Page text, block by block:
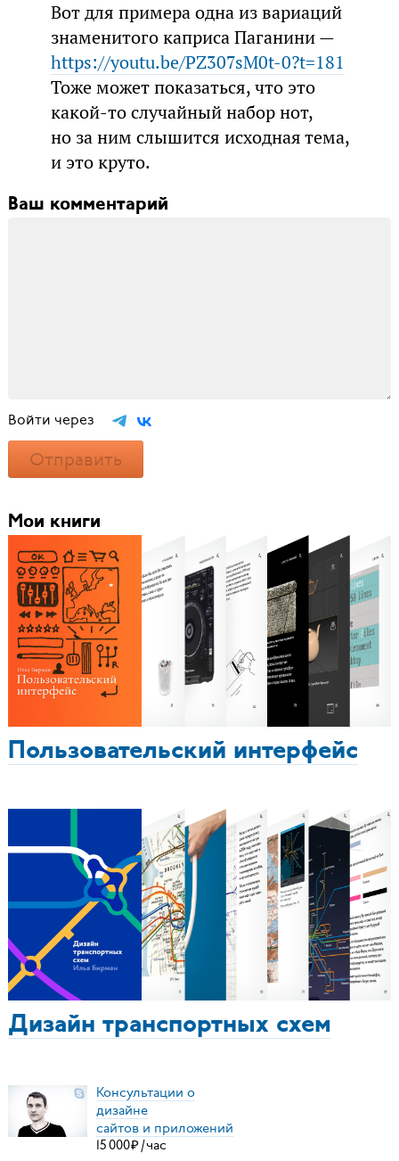
Вот для примера одна из вариаций
знаменитого каприса Паганини —
https://youtu.be/PZ307sM0t-0?t=181
Тоже может показаться, что это
какой-то случайный набор нот,
но за ним слышится исходная тема,
и это круто.
Ваш комментарий
Войти через
Отправить
Мои книги
Пользовательский интерфейс
Дизайн транспортных схем
Консультации о
дизайне
сайтов и приложений
15000₽ /час